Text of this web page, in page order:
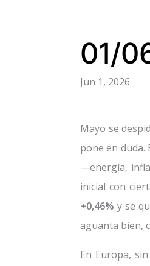
01/
Jun 1, 2026
Mayo se
pone en duda.
—energía,
inicial con
+0,46% y se
aguanta bien,
En Europa,